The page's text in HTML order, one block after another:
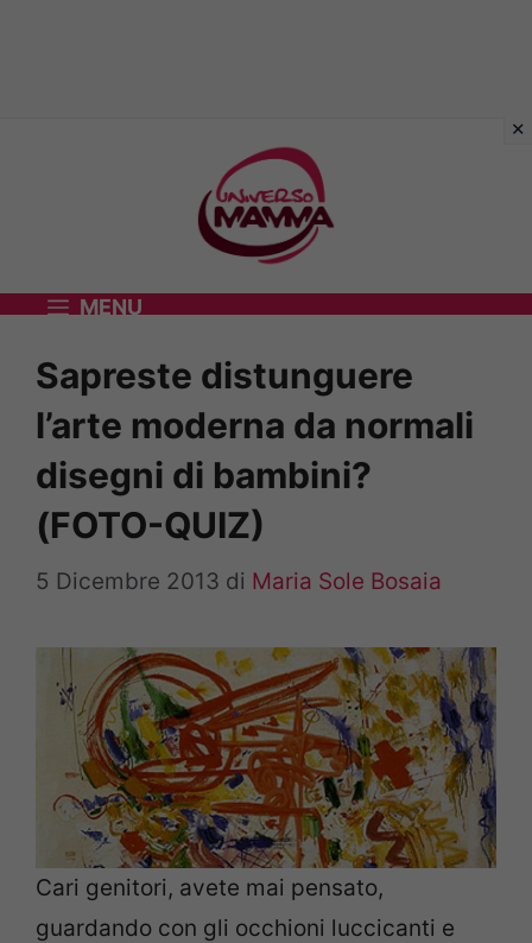
MENU
Sapreste distunguere
l’arte moderna da normali
disegni di bambini?
(FOTO-QUIZ)
5 Dicembre 2013 di Maria Sole Bosaia
Cari genitori, avete mai pensato,
guardando con gli occhioni luccicanti e